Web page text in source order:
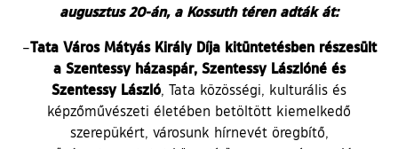
augusztus 20-án, a Kossuth téren adták át:
–Tata Város Mátyás Király Díja kitüntetésben részesült
a Szentessy házaspár, Szentessy Lászlóné és
Szentessy László, Tata közösségi, kulturális és
képzőművészeti életében betöltött kiemelkedő
szerepükért, városunk hírnevét öregbítő,